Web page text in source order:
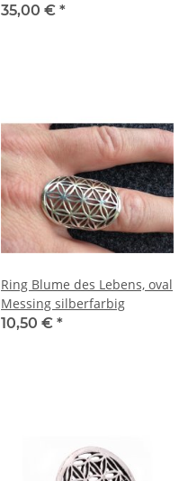
35,00 € *
Ring Blume des Lebens, oval
Messing silberfarbig
10,50 € *